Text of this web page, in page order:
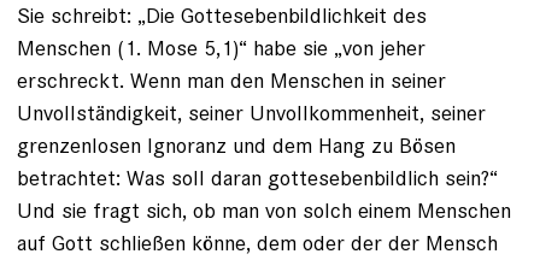
Sie schreibt: „Die Gottesebenbildlichkeit des
Menschen (1. Mose 5,1)“ habe sie „von jeher
erschreckt. Wenn man den Menschen in seiner
Unvollständigkeit, seiner Unvollkommenheit, seiner
grenzenlosen Ignoranz und dem Hang zu Bösen
betrachtet: Was soll daran gottesebenbildlich sein?“
Und sie fragt sich, ob man von solch einem Menschen
auf Gott schließen könne, dem oder der der Mensch